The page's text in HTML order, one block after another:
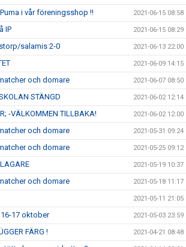
i vår föreningsshop !! 2021-06-15 08:58
IP 2021-06-15 08:29
salamis 2-0 2021-06-13 22:00
2021-06-09 14:15
och domare 2021-06-07 08:50
STÄNGD 2021-06-02 12:14
-VÄLKOMMEN TILLBAKA! 2021-06-02 12:00
och domare 2021-05-31 09:24
och domare 2021-05-25 09:12
2021-05-19 10:37
och domare 2021-05-18 11:17
2021-05-11 21:05
17 oktober 2021-05-03 23:59
FÄRG ! 2021-04-21 08:48